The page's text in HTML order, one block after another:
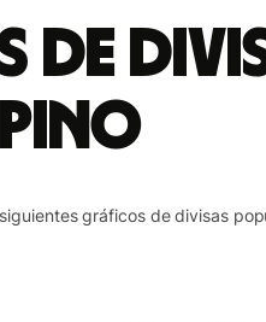
gráficos de divisas